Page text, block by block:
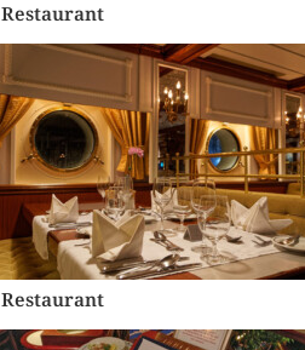
Restaurant
Restaurant